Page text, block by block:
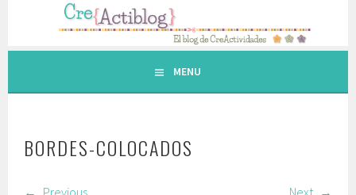
contenido.
MENU
BORDES-COLOCADOS
Previous Next